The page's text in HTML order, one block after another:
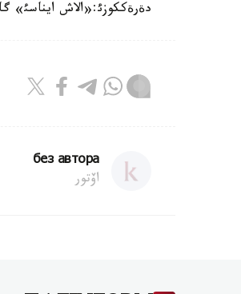
دةرةككوزئ:«الاش ايناسئ»
без автора
اۆتور